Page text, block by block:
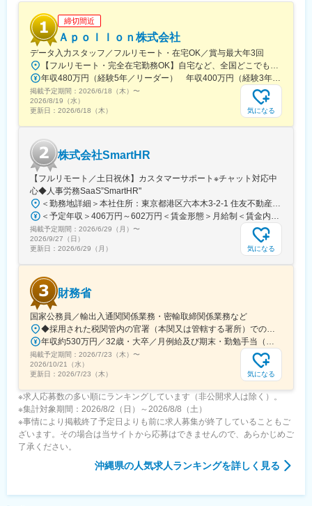
■プロジェクト例：
・ゼロトラストネットワーク導入・SASE構築（Prisma／
Zscaler）…従来のリモートVPNを廃止し、場所を問わずクラウド
経由で安全に通信制御する次世代セキュリティネットワークを設
計します。
・大規模データセンターNW刷新（Cisco Nexus／VXLAN／
EVPN）…トラフィック増大に対応し、3層構造からスパイン・リ
ーフ型へ刷新。VXLANを用いた高帯域DCネットワークを構築し
変更の範囲：会社の定める業務
締切間近
Ａｐｏｌｌｏｎ株式会社
データ入力スタッフ／フルリモート・在宅OK／賞与最大年3回
【フルリモート・完全在宅勤務OK】自宅など、全国どこでもあなたが働きやすい場所で働けます★転居を伴う転勤なし★全国47都道府県どこからでも応募OK【本社】東京都新宿区山吹町130番地の15 茜ビル2-A＜アクセス＞有楽町線「江戸川橋駅」、東西線「東西線」より徒歩10分※受動喫煙対策：あり
年収480万円（経験5年／リーダー） 年収400万円（経験3年／メンバー）
掲載予定期間： 2026/6/18（木） 〜
2026/8/19（水）
更新日： 2026/6/18（木） 気になる
株式会社SmartHR
【フルリモート／土日祝休】カスタマーサポート※チャット対応中
心◆人事労務SaaS”SmartHR"
＜勤務地詳細＞本社住所：東京都港区六本木3-2-1 住友不動産六本木グランドタワー勤務地最寄駅：東京メトロ南北線／六本木一丁目駅受動喫煙対策：屋内全面禁煙変更の範囲：会社の定める事業所（リモートワーク含む）
＜予定年収＞406万円～602万円＜賃金形態＞月給制＜賃金内訳＞月額（基本給）：212,480円～315,200円その他固定手当/月：5,000円固定残業手当/月：77,520円～114,800円（固定残業時間45時間0分/月）超過した時間外労働の残業手当は追加支給＜月給＞295,000円～435,000円（一律手当を含む）＜昇給有無＞有＜残業手当＞有賃金はあくまでも目安の金額であり、選考を通じて上下する可能性があります。月給(月額)は固定手当を含めた表記です。
掲載予定期間： 2026/6/29（月） 〜
2026/9/27（日）
更新日： 2026/6/29（月） 気になる
財務省
国家公務員／輸出入通関関係業務・密輸取締関係業務など
◆採用された税関管内の官署（本関又は管轄する署所）での勤務となります。採用後は、他の官署に転勤（含、住居を異にする転勤）することもあります。【参考】税関の管轄区域https://www.customs.go.jp/zeikan/zeikan-kankatsu.pdf【各税関の本関（本部）の所在地】・函館税関本関（北海道函館市海岸町24-4）・東京税関本関（東京都江東区青海2-7-11）・横浜税関本関（神奈川県横浜市中区海岸通1-1）・名古屋税関本関（愛知県名古屋市港区入船2-3-12）・大阪税関本関（大阪府大阪市港区築港4-10-3）・神戸税関本関（兵庫県神戸市中央区新港町12-1）・門司税関本関（福岡県北九州市門司区西海岸町1-3-10）・長崎税関本関（長崎県長崎市出島町1-36）・沖縄地区税関本関（沖縄県那覇市おもろまち2-1-1 6F）
年収約530万円／32歳・大卒／月例給及び期末・勤勉手当（東京都特別区勤務） ※上記モデル例は、参考であり、個人の経歴や業務内容等を踏まえての算定
掲載予定期間： 2026/7/23（木） 〜
2026/10/21（水）
更新日： 2026/7/23（木） 気になる
※求人応募数の多い順にランキングしています（非公開求人は除く）。
※集計対象期間：2026/8/2（日）～2026/8/8（土）
※事情により掲載終了予定日よりも前に求人募集が終了していることもご
ざいます。その場合は当サイトから応募はできませんので、あらかじめご
了承ください。
沖縄県の人気求人ランキングを詳しく見る